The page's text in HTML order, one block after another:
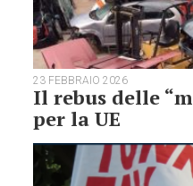
23 FEBBRAIO 2026
Il rebus delle
per la UE